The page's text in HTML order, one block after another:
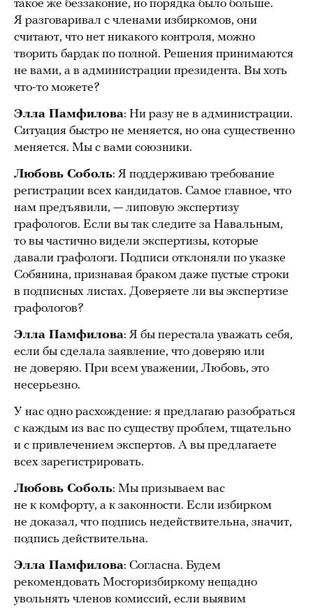
такое же беззаконие, но порядка было больше.
Я разговаривал с членами избиркомов, они
считают, что нет никакого контроля, можно
творить бардак по полной. Решения принимаются
не вами, а в администрации президента. Вы хоть
что-то можете?
Элла Памфилова: Ни разу не в администрации.
Ситуация быстро не меняется, но она существенно
меняется. Мы с вами союзники.
Любовь Соболь: Я поддерживаю требование
регистрации всех кандидатов. Самое главное, что
нам предъявили, — липовую экспертизу
графологов. Если вы так следите за Навальным,
то вы частично видели экспертизы, которые
давали графологи. Подписи отклоняли по указке
Собянина, признавая браком даже пустые строки
в подписных листах. Доверяете ли вы экспертизе
графологов?
Элла Памфилова: Я бы перестала уважать себя,
если бы сделала заявление, что доверяю или
не доверяю. При всем уважении, Любовь, это
несерьезно.
У нас одно расхождение: я предлагаю разобраться
с каждым из вас по существу проблем, тщательно
и с привлечением экспертов. А вы предлагаете
всех зарегистрировать.
Любовь Соболь: Мы призываем вас
не к комфорту, а к законности. Если избирком
не доказал, что подпись недействительна, значит,
подпись действительна.
Элла Памфилова: Согласна. Будем
рекомендовать Мосгоризбиркому нещадно
увольнять членов комиссий, если выявим